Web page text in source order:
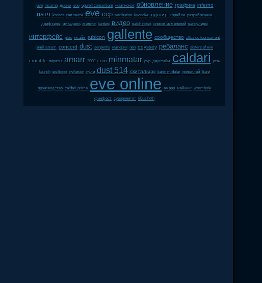
jove incarna дроны soe upwell consortium чемпионат обновление графика inferno
патч kronos галленте eve ccp retribution kyonoke турнир корабли разработчики
дрифтеры цитадель мелочи fanfest видео patch notes список изменений капсулиры
интерфейс plex клайм rubicon gallente сообщество alliance tournament
jamil sarum concord dust serpentis империя пвп odyssey ребаланс sisters of eve
crucible пираты amarr 2008 csm minmatar pvp даунтайм caldari pre-
launch выборы рубикон нули dust 514 скитальцы karin midular ролеплей баги
производство caldari prime eve online амарр майнинг wormhole
фанфест суверенитет tibus heth